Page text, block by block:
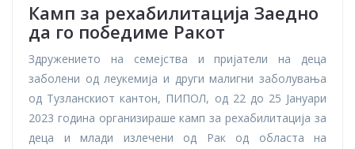
Камп за рехабилитација Заедно
да го победиме Ракот
Здружението на семејства и пријатели на деца
заболени од леукемија и други малигни заболувања
од Тузланскиот кантон, ПИПОЛ, од 22 до 25 Јануари
2023 година организираше камп за рехабилитација за
деца и млади излечени од Рак од областа на